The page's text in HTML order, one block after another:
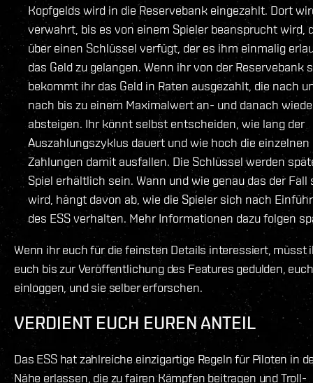
Kopfgelds wird in die Reservebank eingezahlt. Dort
verwahrt, bis es von einem Spieler beansprucht wird,
über einen Schlüssel verfügt, der es ihm einmalig
das Geld zu gelangen. Wenn ihr von der Reservebank
bekommt ihr das Geld in Raten ausgezahlt, die nach
nach bis zu einem Maximalwert an- und danach
absteigen. Ihr könnt selbst entscheiden, wie lang der
Auszahlungszyklus dauert und wie hoch die einzelnen
Zahlungen damit ausfallen. Die Schlüssel werden
Spiel erhältlich sein. Wann und wie genau das der Fall
wird, hängt davon ab, wie die Spieler sich nach
des ESS verhalten. Mehr Informationen dazu folgen
Wenn ihr euch für die feinsten Details interessiert, müsst
euch bis zur Veröffentlichung des Features gedulden, euch
einloggen, und sie selber erforschen.
VERDIENT EUCH EUREN ANTEIL
Das ESS hat zahlreiche einzigartige Regeln für Piloten in
Nähe erlassen, die zu fairen Kämpfen beitragen und Troll-